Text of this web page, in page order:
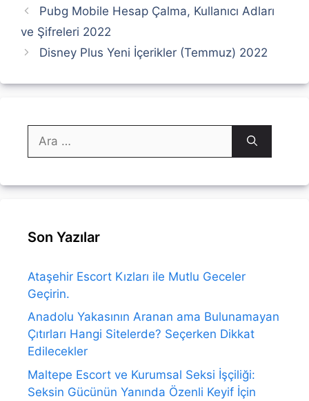
Pubg Mobile Hesap Çalma, Kullanıcı Adları
ve Şifreleri 2022
Disney Plus Yeni İçerikler (Temmuz) 2022
ara
Son Yazılar
Ataşehir Escort Kızları ile Mutlu Geceler
Geçirin.
Anadolu Yakasının Aranan ama Bulunamayan
Çıtırları Hangi Sitelerde? Seçerken Dikkat
Edilecekler
Maltepe Escort ve Kurumsal Seksi İşçiliği:
Seksin Gücünün Yanında Özenli Keyif İçin